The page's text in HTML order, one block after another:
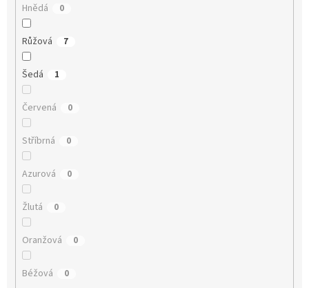
Hnědá 0
Růžová 7
Šedá 1
Červená 0
Stříbrná 0
Azurová 0
Žlutá 0
Oranžová 0
Béžová 0